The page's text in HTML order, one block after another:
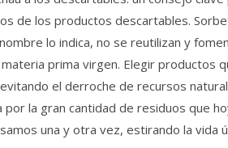
de los productos descartables.
lo indica, no se reutilizan y
prima virgen. Elegir productos
el derroche de recursos
por la gran cantidad de residuos que
una y otra vez, estirando la vida